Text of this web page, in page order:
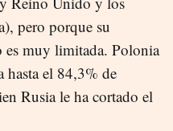
pero porque su
es muy limitada. Polonia
hasta el 84,3% de
Rusia le ha cortado el